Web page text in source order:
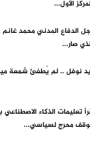
الأول...
الدفاع المدني محمد غانم
صار...
نوفل .. لم يُطفئ شمعة
تعليمات الذكاء الاصطناعي
محرج لسياسي...